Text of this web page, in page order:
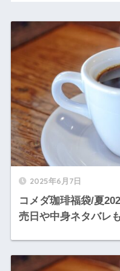
2025年6月7日
コメダ珈琲福袋/夏
売日や中身ネタバレも